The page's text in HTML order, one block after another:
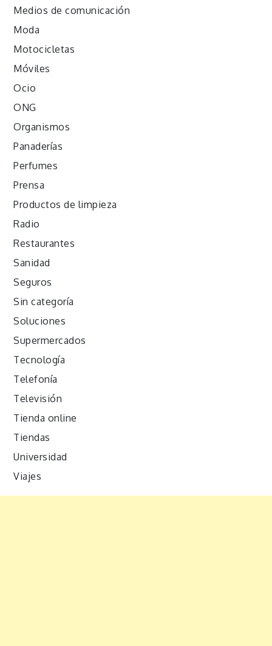
Medios de comunicación
Moda
Motocicletas
Móviles
Ocio
ONG
Organismos
Panaderías
Perfumes
Prensa
Productos de limpieza
Radio
Restaurantes
Sanidad
Seguros
Sin categoría
Soluciones
Supermercados
Tecnología
Telefonía
Televisión
Tienda online
Tiendas
Universidad
Viajes